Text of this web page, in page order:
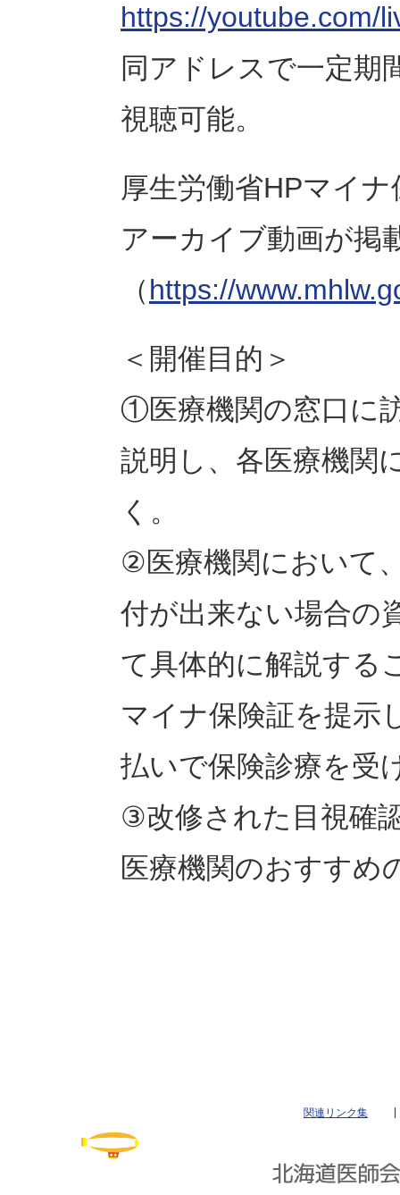
https://youtube.com/
同アドレスで一定期
視聴可能。
厚生労働省HPマイ
アーカイブ動画が掲
（https://
＜開催目的＞
①医療機関の窓口に
説明し、各医療機関
く。
②医療機関において
付が出来ない場合の
て具体的に解説する
マイナ保険証を提示
払いで保険診療を受
③改修された目視確
医療機関のおすすめ
関連リンク集